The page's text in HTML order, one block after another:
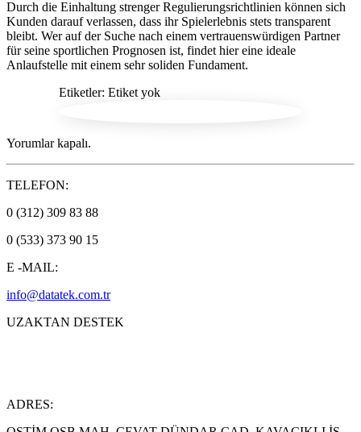
Durch die Einhaltung strenger Regulierungsrichtlinien können sich
Kunden darauf verlassen, dass ihr Spielerlebnis stets transparent
bleibt. Wer auf der Suche nach einem vertrauenswürdigen Partner
für seine sportlichen Prognosen ist, findet hier eine ideale
Anlaufstelle mit einem sehr soliden Fundament.
Etiketler: Etiket yok
Yorumlar kapalı.
TELEFON:
0 (312) 309 83 88
0 (533) 373 90 15
E -MAIL:
info@datatek.com.tr
UZAKTAN DESTEK
ADRES: